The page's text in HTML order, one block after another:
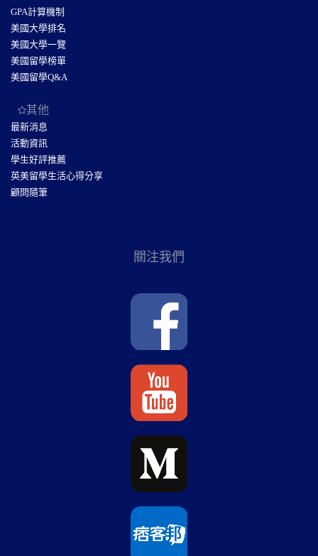
GPA計算機制
美國大學排名
美國大學一覽
美國留學榜單
美國留學Q&A
其他
最新消息
活動資訊
學生好評推薦
英美留學生活心得分享
顧問隨筆
關注我們